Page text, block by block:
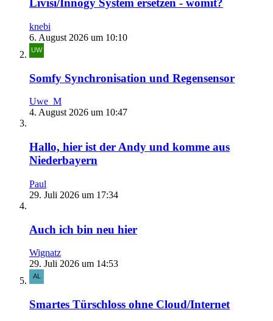
Livisi/Innogy System ersetzen - womit?
knebi
6. August 2026 um 10:10
Somfy Synchronisation und Regensensor
Uwe_M
4. August 2026 um 10:47
Hallo, hier ist der Andy und komme aus
Niederbayern
Paul
29. Juli 2026 um 17:34
Auch ich bin neu hier
Wignatz
29. Juli 2026 um 14:53
Smartes Türschloss ohne Cloud/Internet